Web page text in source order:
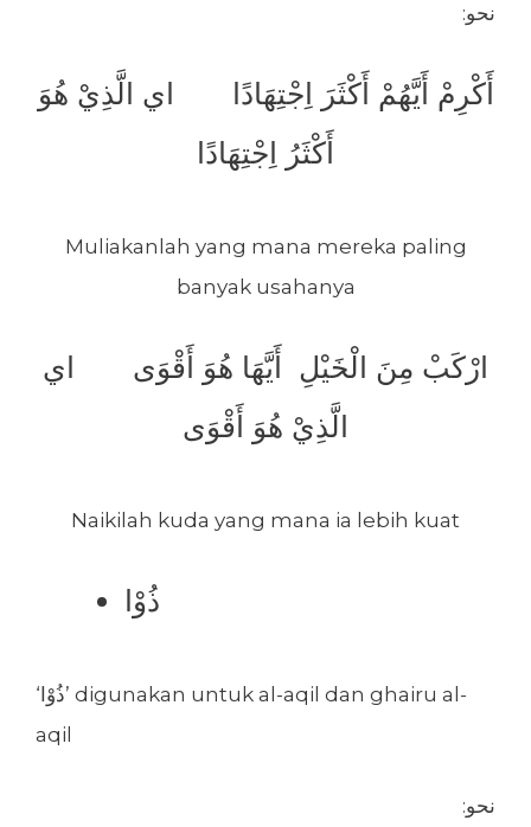
:نحو
أَكْرِمْ أَيَّهُمْ أَكْثَرَ اِجْتِهَادًا اي الَّذِيْ هُوَ
أَكْثَرُ اِجْتِهَادًا
Muliakanlah yang mana mereka paling
banyak usahanya
ارْكَبْ مِنَ الْخَيْلِ أَيَّهَا هُوَ أَقْوَى اي
الَّذِيْ هُوَ أَقْوَى
Naikilah kuda yang mana ia lebih kuat
ذُوْا
‘ذُوْا’ digunakan untuk al-aqil dan ghairu al-
aqil
:نحو